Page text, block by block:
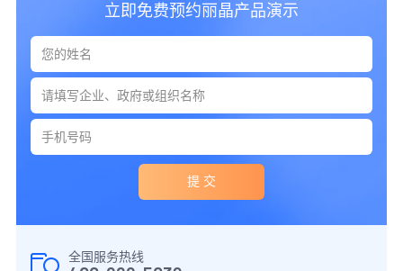
立即免费预约丽晶产品演示
提 交
全国服务热线